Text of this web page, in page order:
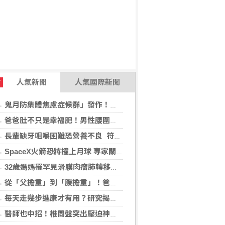
人氣新聞 人氣國際新聞
鬼月防集體焦慮症候群」發作！醫揭：安度民俗月2大「認知調適」對策
爸爸肚不只是幸福肥！男性腰圍逾90公分 醫籲留意脂肪肝風險
長輩缺牙咀嚼困難恐營養不良 符合「這二身分」可申請假牙補助
SpaceX火箭恐將撞上月球 專家關注衝擊後果
32歲媽媽罹罕見滑膜肉瘤肺轉移！立體定位精準放療SBRT，控制轉移病灶
從「父擔重」到「腹擔重」！爸爸肚恐暗藏中年男性健康危機
每天走幾步進康才有用？研究揭：5000步即可降低37%死亡風險
醫師也中招！椎間盤突出壓迫神經 微創內視鏡手術助重返正常生活